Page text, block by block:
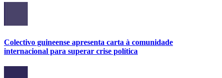
Colectivo guineense apresenta carta à comunidade
internacional para superar crise política